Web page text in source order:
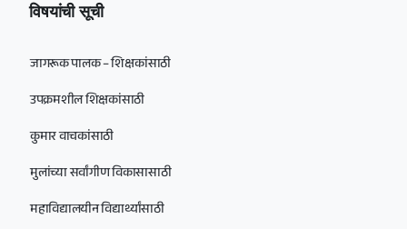
विषयांची सूची
जागरूक पालक – शिक्षकांसाठी
उपक्रमशील शिक्षकांसाठी
कुमार वाचकांसाठी
मुलांच्या सर्वांगीण विकासासाठी
महाविद्यालयीन विद्यार्थ्यांसाठी